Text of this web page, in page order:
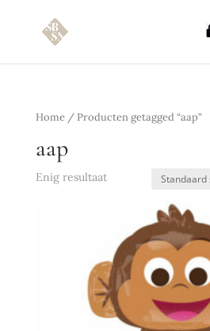
Home/ Producten getagged “aap”
aap
Enig resultaat